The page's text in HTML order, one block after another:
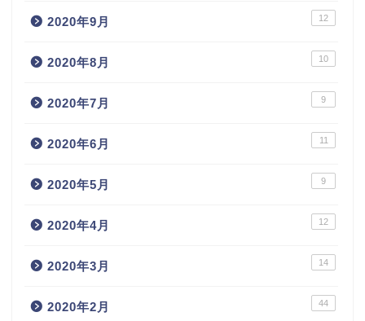
2020年9月 12
2020年8月 10
2020年7月 9
2020年6月 11
2020年5月 9
2020年4月 12
2020年3月 14
2020年2月 44